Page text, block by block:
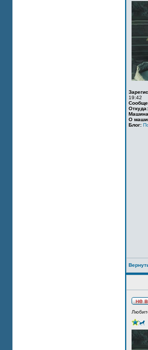
19:42
Откуда:
О
Блог: